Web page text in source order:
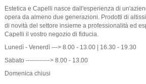
Estetica e Capelli nasce dall'esperienza di
opera da almeno due generazioni. Prodotti di
di novità del settore insieme a professionalità ed
Capelli il vostro negozio di fiducia.
Lunedì - Venerdì ---> 8.00 - 13.00 | 16.30 - 19.30
Sabato ------------> 8.00 - 13.00
Domenica chiusi